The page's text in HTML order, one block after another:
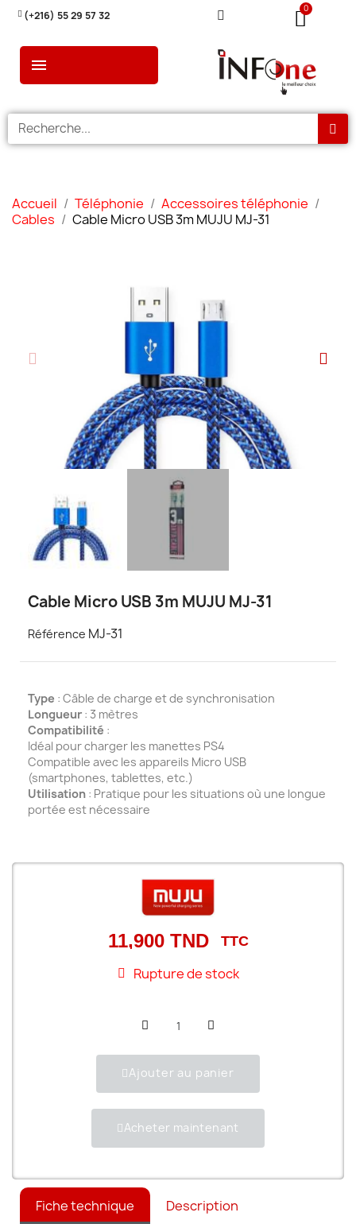
(+216) 55 29 57 32
Accueil Téléphonie
Accessoires téléphonie
Cables
Cable Micro USB 3m MUJU MJ-31
Cable Micro USB 3m MUJU MJ-31
Référence MJ-31
Type : Câble de charge et de synchronisation
Longueur : 3 mètres
Compatibilité :
Idéal pour charger les manettes PS4
Compatible avec les appareils Micro USB
(smartphones, tablettes, etc.)
Utilisation : Pratique pour les situations où une longue
portée est nécessaire
11,900 TND TTC
Rupture de stock
Ajouter au panier
Acheter maintenant
Fiche technique Description